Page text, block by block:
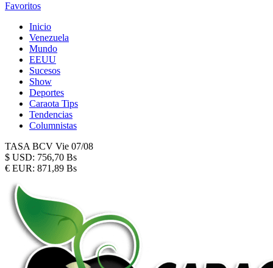
Favoritos
Inicio
Venezuela
Mundo
EEUU
Sucesos
Show
Deportes
Caraota Tips
Tendencias
Columnistas
TASA BCV Vie 07/08
$ USD: 756,70 Bs
€ EUR: 871,89 Bs